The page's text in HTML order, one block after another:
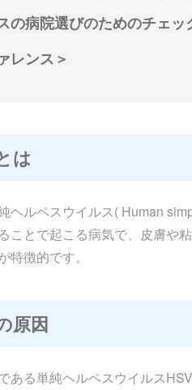
の病院選びのためのチェッ
レンス＞
は
ヘルペスウイルス( Human
ことで起こる病気で、皮膚や
特徴的です。
原因
ある単純ヘルペスウイルス